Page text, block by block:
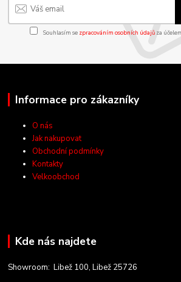
Souhlasím se zpracováním osobních údajůza
Informace pro zákazníky
O nás
Jak nakupovat
Obchodní podmínky
Kontakty
Velkoobchod
Kde nás najdete
Showroom: Libež 100, Libež 25726